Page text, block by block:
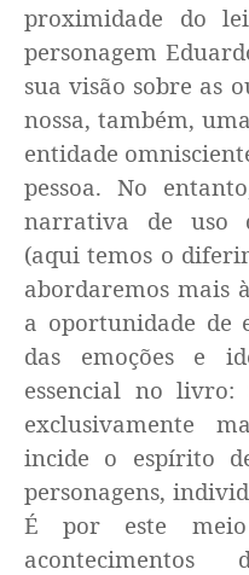
proximidade do
personagem
sua visão sobre as
nossa, também,
entidade
pessoa. No
narrativa de uso
(aqui temos o
abordaremos mais
a oportunidade de
das emoções e
essencial no livro:
exclusivamente
incide o espírito
personagens,
É por este meio